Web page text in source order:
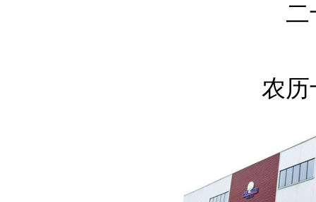
二
农历